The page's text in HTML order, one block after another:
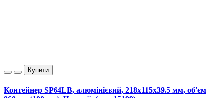
Купити
Контейнер SP64LВ, алюмінієвий, 218х115х39.5 мм, об'єм